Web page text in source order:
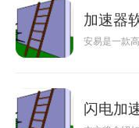
加速器
安易是一款
闪电加